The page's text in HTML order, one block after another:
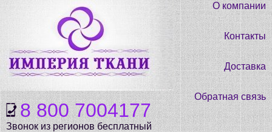
8 800 7004177
Звонок из регионов бесплатный
О компании
Контакты
Доставка
Обратная связь